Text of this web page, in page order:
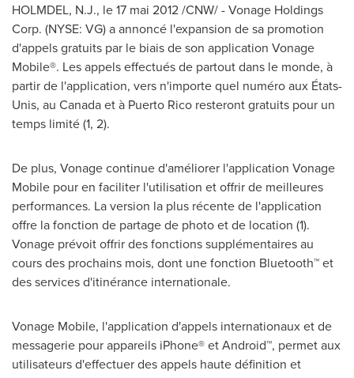
HOLMDEL, N.J., le 17 mai 2012 /CNW/ - Vonage Holdings
Corp. (NYSE: VG) a annoncé l'expansion de sa promotion
d'appels gratuits par le biais de son application Vonage
Mobile®. Les appels effectués de partout dans le monde, à
partir de l'application, vers n'importe quel numéro aux États-
Unis, au Canadaet à Puerto Rico resteront gratuits pour un
temps limité (1, 2).
De plus, Vonage continue d'améliorer l'application Vonage
Mobile pour en faciliter l'utilisation et offrir de meilleures
performances. La version la plus récente de l'application
offre la fonction de partage de photo et de location (1).
Vonage prévoit offrir des fonctions supplémentaires au
cours des prochains mois, dont une fonction Bluetooth™ et
des services d'itinérance internationale.
Vonage Mobile, l'application d'appels internationaux et de
messagerie pour appareils iPhone® et Android™, permet aux
utilisateurs d'effectuer des appels haute définition et